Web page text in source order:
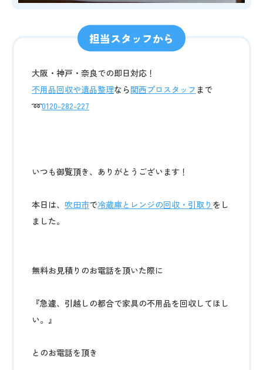
担当スタッフから
大阪・神戸・奈良での即日対応！
不用品回収や遺品整理なら関西プロスタッフ まで
➿0120-282-227
いつも御覧頂き、ありがとうございます！
本日は、 吹田市で冷蔵庫とレンジの回収・引取り をし
ました。
無料お見積りのお電話を頂いた際に
『急遽、引越しの都合で家具の不用品を回収してほし
い。』
とのお電話を頂き